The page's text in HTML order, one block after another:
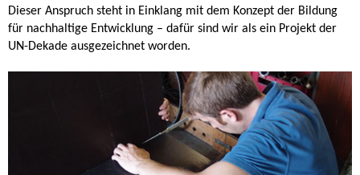
Dieser Anspruch steht in Einklang mit dem Konzept der Bildung
für nachhaltige Entwicklung – dafür sind wir als ein Projekt der
UN-Dekade ausgezeichnet worden.